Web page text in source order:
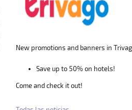
New promotions and banners in
Save up to 50% on hotels!
Come and check it out!